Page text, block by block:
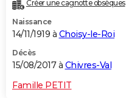
Créer une cagnotte obsèques
Naissance
14/11/1919 à Choisy-le-Roi
Décès
15/08/2017 à Chivres-Val
Famille PETIT